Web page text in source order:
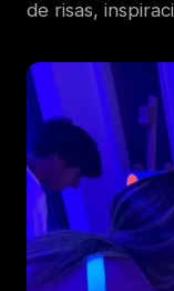
de risas,